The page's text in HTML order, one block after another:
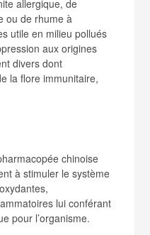
allergique, de
ou de rhume à
utile en milieu pollués
aux origines
divers dont
la flore immunitaire,
chinoise
à stimuler le système
lui conférant
pour l’organisme.